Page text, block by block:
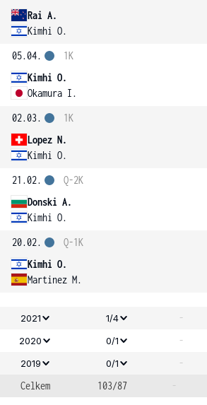
Rai A.
Kimhi O.
05.04.
Kimhi O.
Okamura I.
1K
02.03.
Lopez N.
Kimhi O.
1K
21.02.
Donski A.
Kimhi O.
Q-2K
20.02.
Kimhi O.
Martinez M.
Q-1K
2021 1/4 -
2020
0/1 -
2019
0/1 -
Celkem 103/87 -